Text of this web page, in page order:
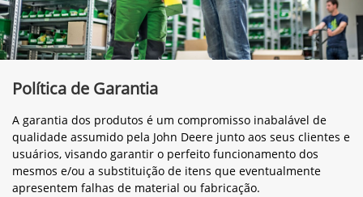
Política de Garantia
A garantia dos produtos é um compromisso inabalável de
qualidade assumido pela John Deere junto aos seus clientes e
usuários, visando garantir o perfeito funcionamento dos
mesmos e/ou a substituição de itens que eventualmente
apresentem falhas de material ou fabricação.